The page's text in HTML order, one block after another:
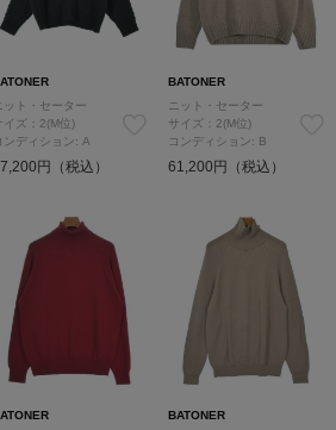
ット・セーター
イズ：2(M位)
ンディション: A
円（税込）
BATONER
ニット・セーター
サイズ：2(M位)
コンディション: B
61,200円（税込）
BATONER